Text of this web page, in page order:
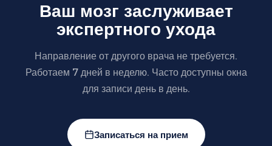
Ваш мозг заслуживает
экспертного ухода
Направление от другого врача не требуется.
Работаем 7 дней в неделю. Часто доступны окна
для записи день в день.
Записаться на прием